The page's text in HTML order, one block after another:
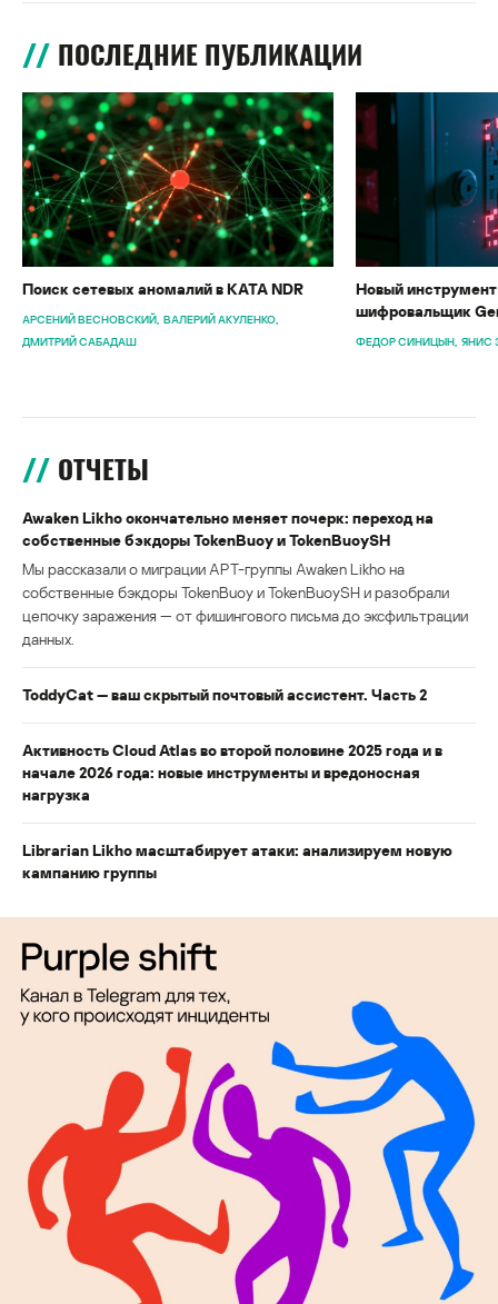
ПОСЛЕДНИЕ ПУБЛИКАЦИИ
Поиск сетевых аномалий в KATA NDR
АРСЕНИЙ ВЕСНОВСКИЙ ВАЛЕРИЙ АКУЛЕНКО
ДМИТРИЙ САБАДАШ
Новый
шифровальщик
ФЕДОР СИНИЦЫН ЯНИС
ОТЧЕТЫ
Awaken Likho окончательно меняет почерк: переход на
собственные бэкдоры TokenBuoy и TokenBuoySH
Мы рассказали о миграции APT-группы Awaken Likho на
собственные бэкдоры TokenBuoy и TokenBuoySH и разобрали
цепочку заражения — от фишингового письма до эксфильтрации
данных.
ToddyCat — ваш скрытый почтовый ассистент. Часть 2
Активность Cloud Atlas во второй половине 2025 года и в
начале 2026 года: новые инструменты и вредоносная
нагрузка
Librarian Likho масштабирует атаки: анализируем новую
кампанию группы